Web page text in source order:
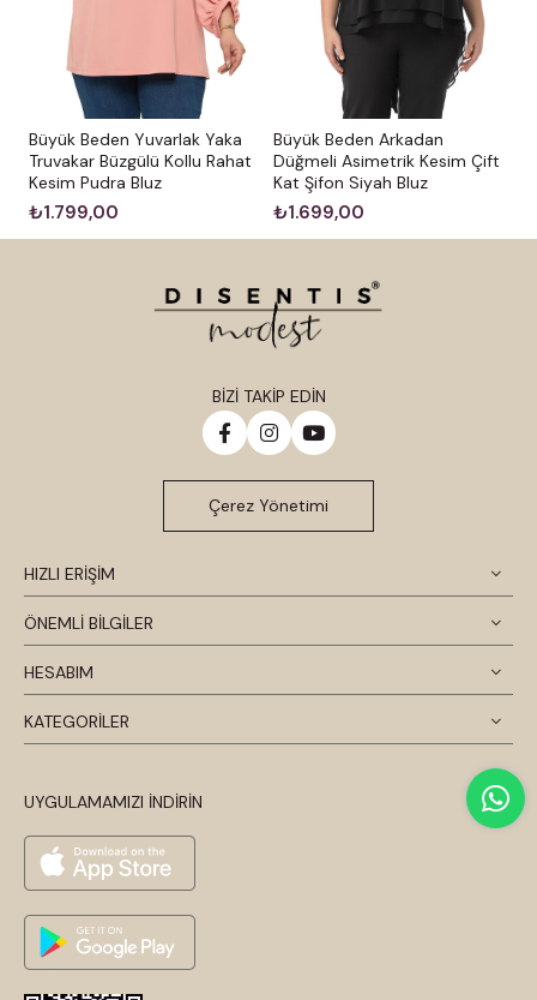
Büyük Beden Yuvarlak Yaka
Truvakar Büzgülü Kollu Rahat
Kesim Pudra Bluz
₺1.799,00
Büyük Beden Arkadan
Düğmeli Asimetrik Kesim Çift
Kat Şifon Siyah Bluz
₺1.699,00
HIZLI ERİŞİM
ÖNEMLİ BİLGİLER
HESABIM
KATEGORİLER
UYGULAMAMIZI İNDİRİN
BİZİ TAKİP EDİN
Çerez Yönetimi